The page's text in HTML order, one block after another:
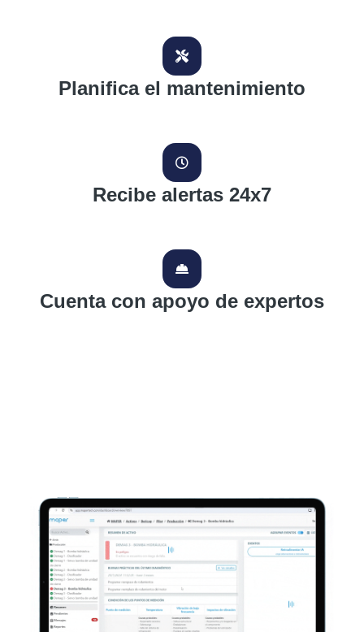
Planifica el mantenimiento
Recibe alertas 24x7
Cuenta con apoyo de expertos